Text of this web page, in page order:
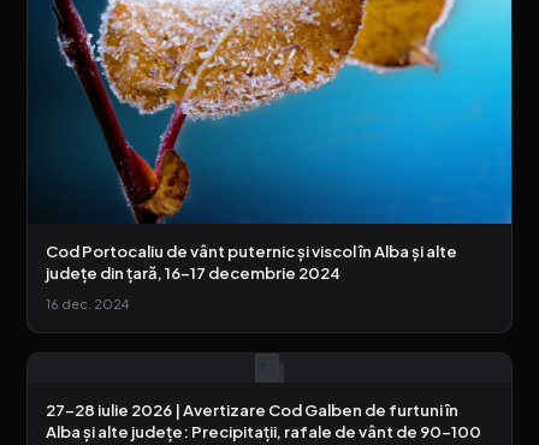
Cod Portocaliu de vânt puternic și viscol în Alba și alte
județe din țară, 16-17 decembrie 2024
16 dec. 2024
27-28 iulie 2026 | Avertizare Cod Galben de furtuni în
Alba și alte județe: Precipitații, rafale de vânt de 90-100